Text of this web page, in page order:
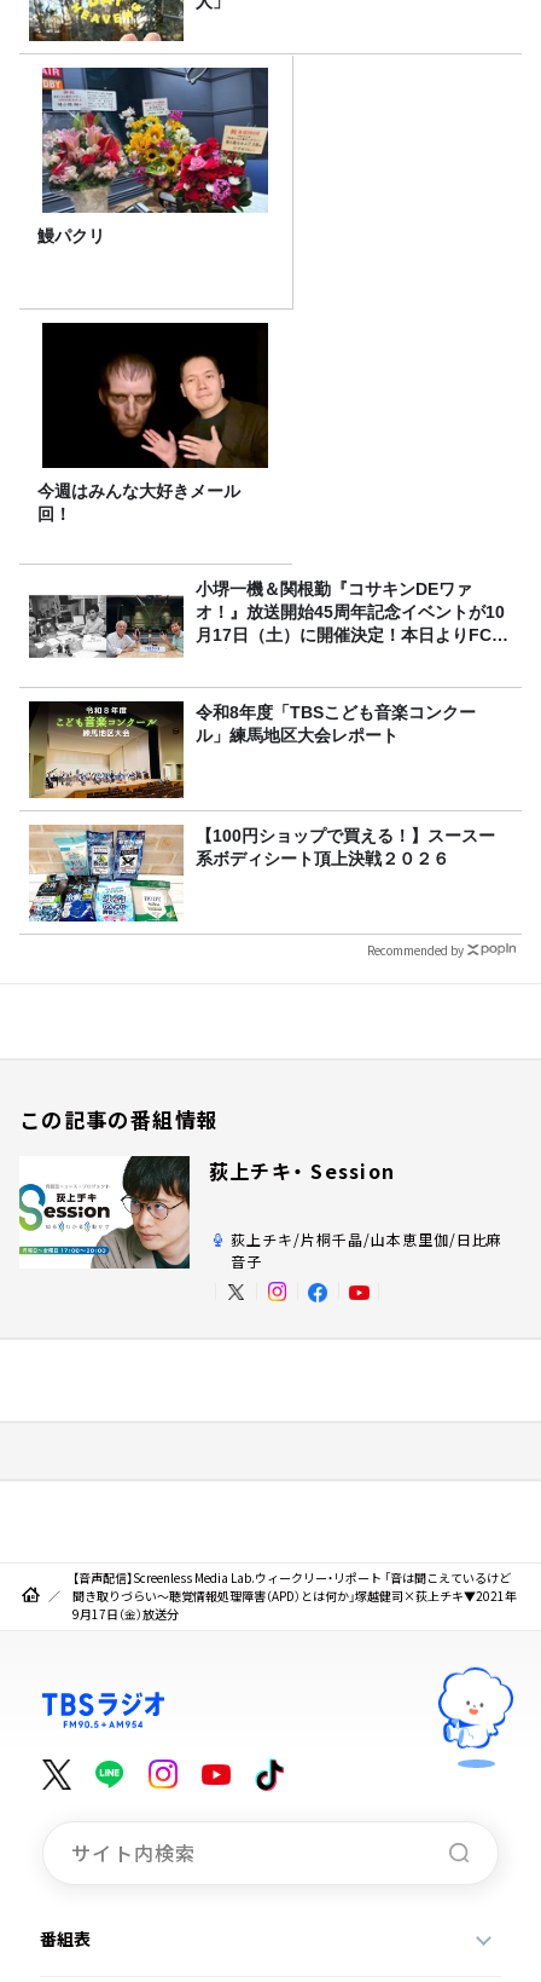
鰻パクリ
今週はみんな大好きメール
回！
小堺一機＆関根勤『コサキンDEワァ
オ！』放送開始45周年記念イベントが10
月17日（土）に開催決定！本日よりFC先
令和8年度「TBSこども音楽コンクー
ル」練馬地区大会レポート
【100円ショップで買える！】スースー
系ボディシート頂上決戦２０２６
Recommended by
この記事の番組情報
荻上チキ・ Session
荻上チキ/片桐千晶/山本恵里伽/日比麻
音子
【音声配信】Screenless Media Lab.ウィークリー・リポート 「音は聞こえているけど
聞き取りづらい～聴覚情報処理障害（APD）とは何か」塚越健司×荻上チキ▼2021年
9月17日（金）放送分
番組表